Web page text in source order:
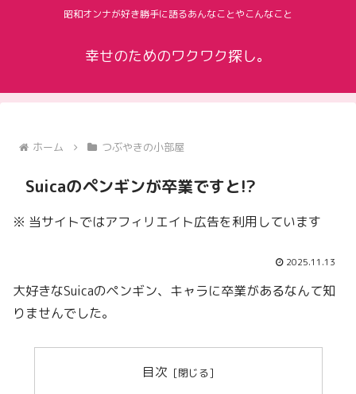
昭和オンナが好き勝手に語るあんなことやこんなこと
幸せのためのワクワク探し。
ホーム つぶやきの小部屋
Suicaのペンギンが卒業ですと!?
※ 当サイトではアフィリエイト広告を利用しています
2025.11.13
大好きなSuicaのペンギン、キャラに卒業があるなんて知
りませんでした。
目次